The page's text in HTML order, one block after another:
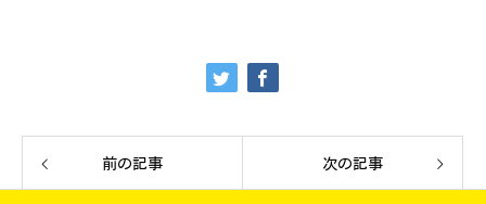
前の記事 次の記事